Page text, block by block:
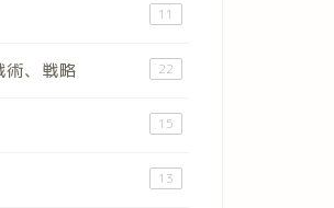
11
術、戦略 22
15
13